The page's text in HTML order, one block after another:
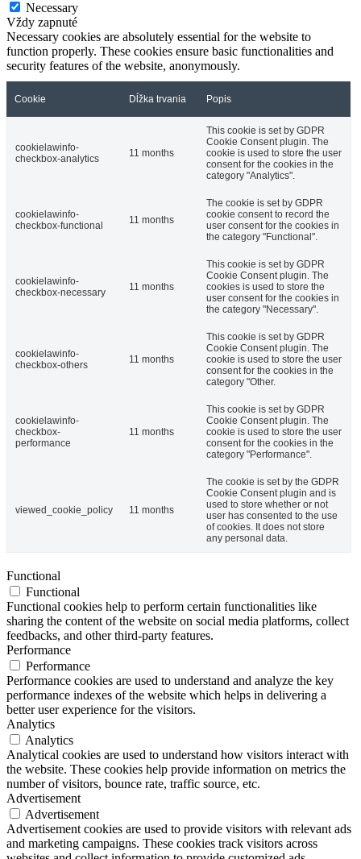
Necessary
Vždy zapnuté
Necessary cookies are absolutely essential for the website to
function properly. These cookies ensure basic functionalities and
security features of the website, anonymously.
Cookie Dĺžka trvania Popis
cookielawinfo-
checkbox-analytics
11 months
This cookie is set by GDPR
Cookie Consent plugin. The
cookie is used to store the user
consent for the cookies in the
category "Analytics".
cookielawinfo-
checkbox-functional
11 months
The cookie is set by GDPR
cookie consent to record the
user consent for the cookies in
the category "Functional".
cookielawinfo-
checkbox-necessary
11 months
This cookie is set by GDPR
Cookie Consent plugin. The
cookies is used to store the
user consent for the cookies in
the category "Necessary".
cookielawinfo-
checkbox-others
11 months
This cookie is set by GDPR
Cookie Consent plugin. The
cookie is used to store the user
consent for the cookies in the
category "Other.
cookielawinfo-
checkbox-
performance
11 months
This cookie is set by GDPR
Cookie Consent plugin. The
cookie is used to store the user
consent for the cookies in the
category "Performance".
viewed_cookie_policy 11 months
The cookie is set by the GDPR
Cookie Consent plugin and is
used to store whether or not
user has consented to the use
of cookies. It does not store
any personal data.
Functional
Functional
Functional cookies help to perform certain functionalities like
sharing the content of the website on social media platforms, collect
feedbacks, and other third-party features.
Performance
Performance
Performance cookies are used to understand and analyze the key
performance indexes of the website which helps in delivering a
better user experience for the visitors.
Analytics
Analytics
Analytical cookies are used to understand how visitors interact with
the website. These cookies help provide information on metrics the
number of visitors, bounce rate, traffic source, etc.
Advertisement
Advertisement
Advertisement cookies are used to provide visitors with relevant ads
and marketing campaigns. These cookies track visitors across